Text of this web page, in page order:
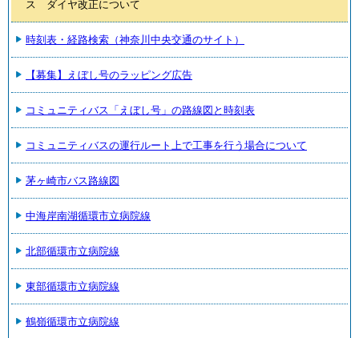
ス ダイヤ改正について
時刻表・経路検索（神奈川中央交通のサイト）
【募集】えぼし号のラッピング広告
コミュニティバス「えぼし号」の路線図と時刻表
コミュニティバスの運行ルート上で工事を行う場合について
茅ヶ崎市バス路線図
中海岸南湖循環市立病院線
北部循環市立病院線
東部循環市立病院線
鶴嶺循環市立病院線